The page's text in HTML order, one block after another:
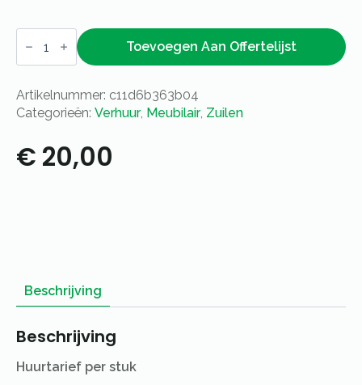
Zuil
Milano
aantal
Toevoegen Aan Offertelijst
Artikelnummer: c11d6b363b04
Categorieën: Verhuur, Meubilair, Zuilen
€ 20,00
Beschrijving
Beschrijving
Huurtarief per stuk